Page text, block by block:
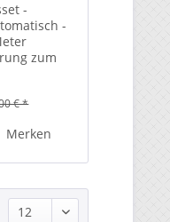
-
-
zum
€ *
Merken